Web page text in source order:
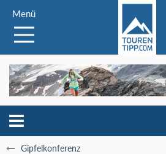
Menü
Gipfelkonferenz